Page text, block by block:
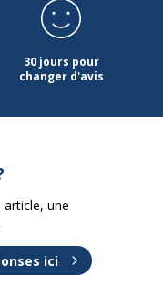
30 jours pour
changer d'avis
une
ici